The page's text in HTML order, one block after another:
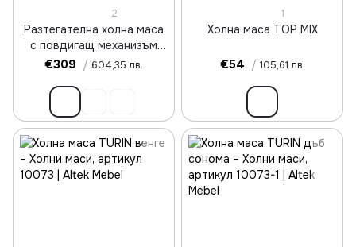
2
Разтегателна холна маса
с повдигащ механизъм
TYMON 2 дъб крафт
€309 / 604,35 лв.
1
Холна маса TOP MIX
€54 / 105,61 лв.